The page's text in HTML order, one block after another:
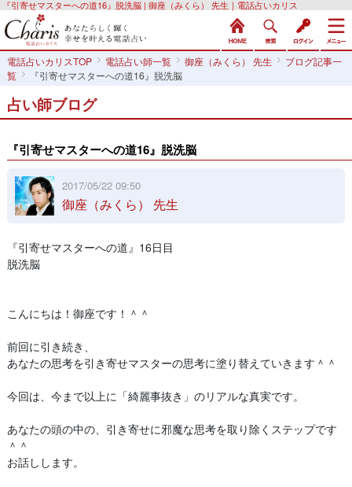
『引寄せマスターへの道16』脱洗脳 | 御座（みくら） 先生｜電話占いカリス
電話占いカリスTOP 電話占い師一覧 御座（みくら） 先生
ブログ記事一
覧
『引寄せマスターへの道16』脱洗脳
占い師ブログ
『引寄せマスターへの道16』脱洗脳
2017/05/22 09:50
御座（みくら） 先生
『引寄せマスターへの道』16日目
脱洗脳
こんにちは！御座です！＾＾
前回に引き続き、
あなたの思考を引き寄せマスターの思考に塗り替えていきます＾＾
今回は、今まで以上に「綺麗事抜き」のリアルな真実です。
あなたの頭の中の、引き寄せに邪魔な思考を取り除くステップです
＾＾
お話しします。